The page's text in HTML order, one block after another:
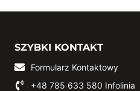
SZYBKI KONTAKT
Formularz Kontaktowy
+48 785 633 580 Infolinia